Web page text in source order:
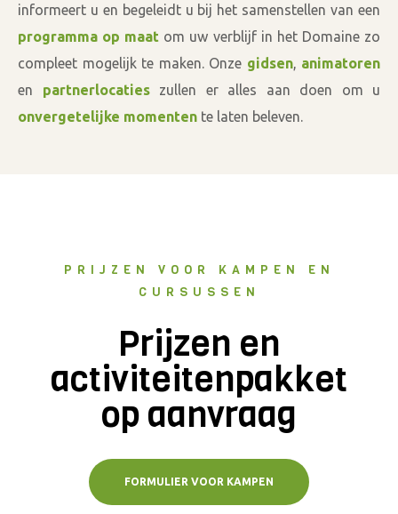
informeert u en begeleidt u bij het samenstellen van een
programma op maat om uw verblijf in het Domaine zo
compleet mogelijk te maken. Onze gidsen, animatoren
en partnerlocatieszullen er alles aan doen om u
onvergetelijke momenten te laten beleven.
PRIJZEN VOOR KAMPEN EN
CURSUSSEN
Prijzen ​​en
activiteitenpakket
op aanvraag
FORMULIER VOOR KAMPEN